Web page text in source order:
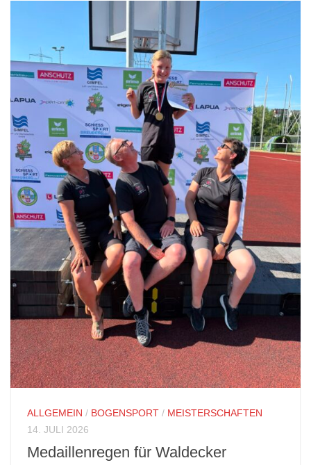
ALLGEMEIN / BOGENSPORT / MEISTERSCHAFTEN
14. JULI 2026
Medaillenregen für Waldecker